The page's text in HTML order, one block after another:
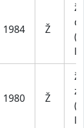
1984 Ž
1980 Ž